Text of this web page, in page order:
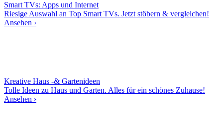
Smart TVs: Apps und Internet
Riesige Auswahl an Top Smart TVs. Jetzt stöbern & vergleichen!
Ansehen ›
Kreative Haus -& Gartenideen
Tolle Ideen zu Haus und Garten. Alles für ein schönes Zuhause!
Ansehen ›